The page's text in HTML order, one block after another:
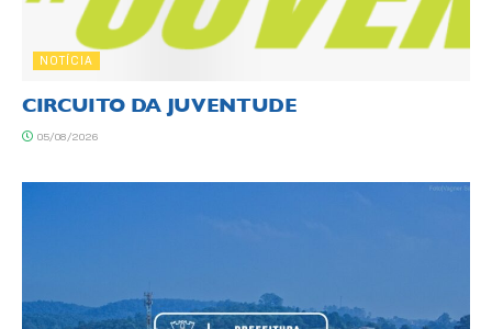
NOTÍCIA
CIRCUITO DA JUVENTUDE
05/08/2026